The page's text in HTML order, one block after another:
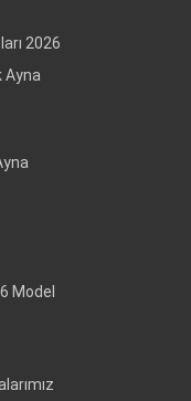
2026
Ayna
Model